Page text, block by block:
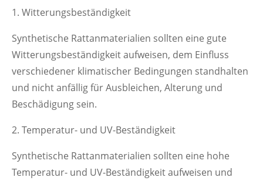
1. Witterungsbeständigkeit
Synthetische Rattanmaterialien sollten eine gute
Witterungsbeständigkeit aufweisen, dem Einfluss
verschiedener klimatischer Bedingungen standhalten
und nicht anfällig für Ausbleichen, Alterung und
Beschädigung sein.
2. Temperatur- und UV-Beständigkeit
Synthetische Rattanmaterialien sollten eine hohe
Temperatur- und UV-Beständigkeit aufweisen und